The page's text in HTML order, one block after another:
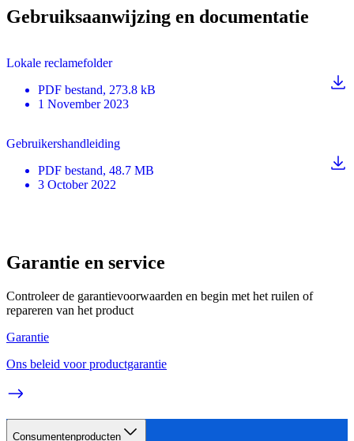
Gebruiksaanwijzing en documentatie
Lokale reclamefolder
PDF bestand, 273.8 kB
1 November 2023
Gebruikershandleiding
PDF bestand, 48.7 MB
3 October 2022
Garantie en service
Controleer de garantievoorwaarden en begin met het ruilen of
repareren van het product
Garantie
Ons beleid voor productgarantie
Consumentenproducten